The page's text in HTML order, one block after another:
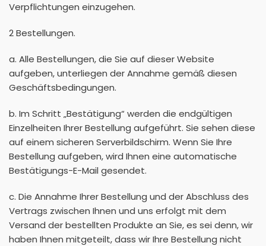
Verpflichtungen einzugehen.
2 Bestellungen.
a. Alle Bestellungen, die Sie auf dieser Website
aufgeben, unterliegen der Annahme gemäß diesen
Geschäftsbedingungen.
b. Im Schritt „Bestätigung“ werden die endgültigen
Einzelheiten Ihrer Bestellung aufgeführt. Sie sehen diese
auf einem sicheren Serverbildschirm. Wenn Sie Ihre
Bestellung aufgeben, wird Ihnen eine automatische
Bestätigungs-E-Mail gesendet.
c. Die Annahme Ihrer Bestellung und der Abschluss des
Vertrags zwischen Ihnen und uns erfolgt mit dem
Versand der bestellten Produkte an Sie, es sei denn, wir
haben Ihnen mitgeteilt, dass wir Ihre Bestellung nicht